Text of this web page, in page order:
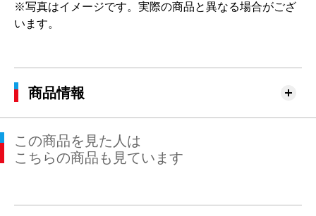
※写真はイメージです。実際の商品と異なる場合がござ
います。
商品情報
この商品を見た人は
こちらの商品も見ています